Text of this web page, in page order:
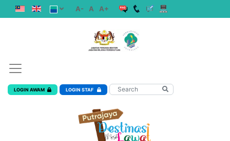
A- A A+
LOGIN AWAM LOGIN STAF